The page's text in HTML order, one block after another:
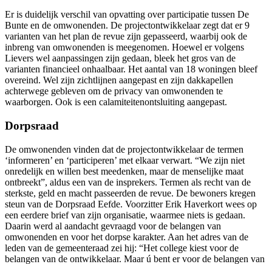
Er is duidelijk verschil van opvatting over participatie tussen De
Bunte en de omwonenden. De projectontwikkelaar zegt dat er 9
varianten van het plan de revue zijn gepasseerd, waarbij ook de
inbreng van omwonenden is meegenomen. Hoewel er volgens
Lievers wel aanpassingen zijn gedaan, bleek het gros van de
varianten financieel onhaalbaar. Het aantal van 18 woningen bleef
overeind. Wel zijn zichtlijnen aangepast en zijn dakkapellen
achterwege gebleven om de privacy van omwonenden te
waarborgen. Ook is een calamiteitenontsluiting aangepast.
Dorpsraad
De omwonenden vinden dat de projectontwikkelaar de termen
‘informeren’ en ‘participeren’ met elkaar verwart. “We zijn niet
onredelijk en willen best meedenken, maar de menselijke maat
ontbreekt”, aldus een van de insprekers. Termen als recht van de
sterkste, geld en macht passeerden de revue. De bewoners kregen
steun van de Dorpsraad Eefde. Voorzitter Erik Haverkort wees op
een eerdere brief van zijn organisatie, waarmee niets is gedaan.
Daarin werd al aandacht gevraagd voor de belangen van
omwonenden en voor het dorpse karakter. Aan het adres van de
leden van de gemeenteraad zei hij: “Het college kiest voor de
belangen van de ontwikkelaar. Maar ú bent er voor de belangen van